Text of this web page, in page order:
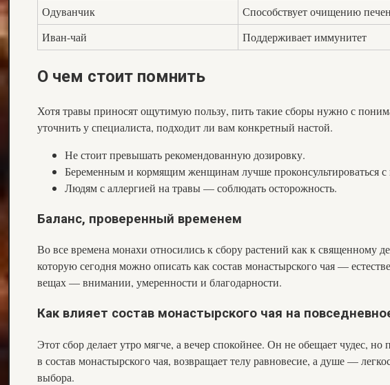
Одуванчик
Способствует очищению
Иван-чай
Поддерживает иммунитет
О чем стоит помнить
Хотя травы приносят ощутимую пользу, пить такие сборы нужно с
уточнить у специалиста, подходит ли вам конкретный настой.
Не стоит превышать рекомендованную дозировку.
Беременным и кормящим женщинам лучше проконсультироваться с
Людям с аллергией на травы — соблюдать осторожность.
Баланс, проверенный временем
Во все времена монахи относились к сбору растений как к
которую сегодня можно описать как состав монастырского чая —
вещах — внимании, умеренности и благодарности.
Как влияет состав монастырского чая на
Этот сбор делает утро мягче, а вечер спокойнее. Он не обещает чудес,
в состав монастырского чая, возвращает телу равновесие, а душе —
выбора.